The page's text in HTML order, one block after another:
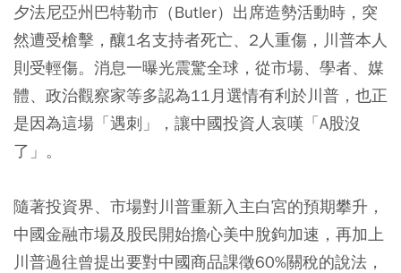
夕法尼亞州巴特勒市（Butler）出席造勢活動時，突
然遭受槍擊，釀1名支持者死亡、2人重傷，川普本人
則受輕傷。消息一曝光震驚全球，從市場、學者、媒
體、政治觀察家等多認為11月選情有利於川普，也正
是因為這場「遇刺」，讓中國投資人哀嘆「A股沒
了」。
隨著投資界、市場對川普重新入主白宮的預期攀升，
中國金融市場及股民開始擔心美中脫鉤加速，再加上
川普過往曾提出要對中國商品課徵60%關稅的說法，